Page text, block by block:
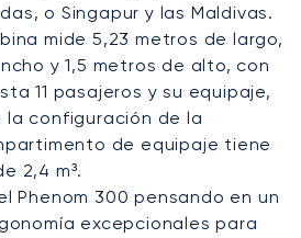
o Singapur y las Maldivas.
mide 5,23 metros de largo,
y 1,5 metros de alto, con
11 pasajeros y su equipaje,
la configuración de la
de equipaje tiene
2,4 m³.
Phenom 300 pensando en un
excepcionales para